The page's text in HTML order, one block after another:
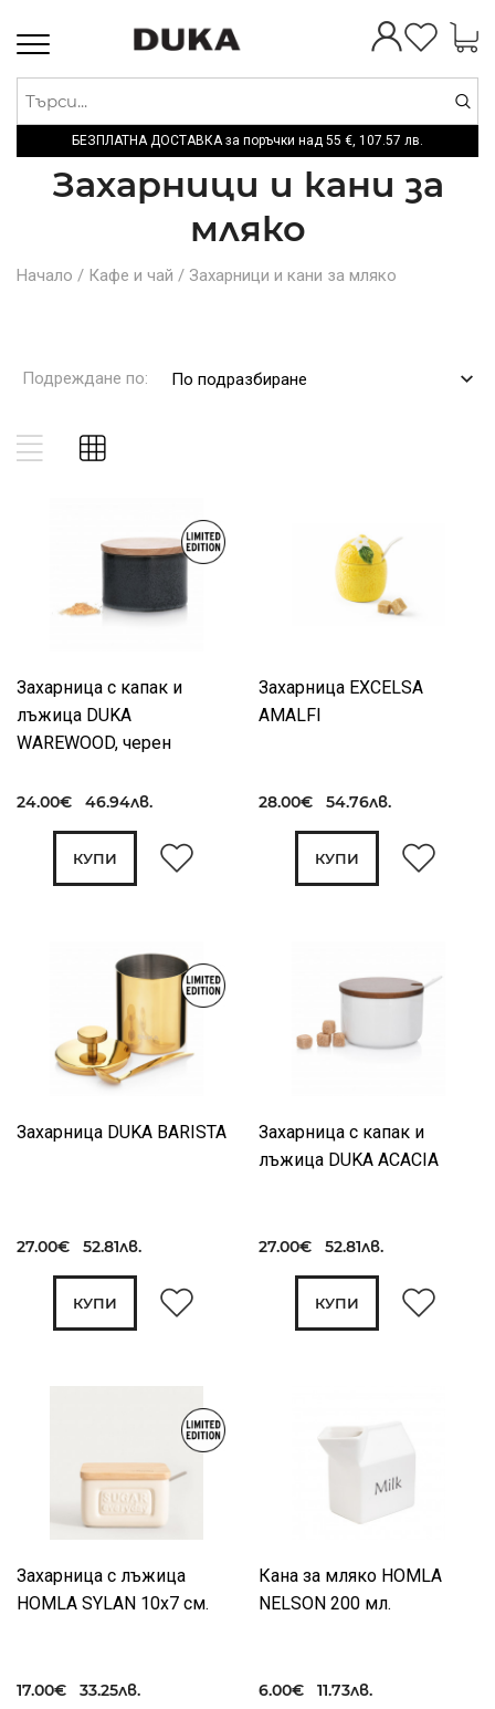
Toggle
БЕЗПЛАТНА ДОСТАВКА за поръчки над 55 €, 107.57 лв.
Захарници и кани за
мляко
Начало / Кафе и чай / Захарници и кани за мляко
Подреждане по: По подразбиране
Захарница с капак и
лъжица DUKA
WAREWOOD, черен
24.00€ 46.94лв.
КУПИ
Захарница EXCELSA
AMALFI
28.00€ 54.76лв.
КУПИ
Захарница DUKA BARISTA
27.00€ 52.81лв.
КУПИ
Захарница с капак и
лъжица DUKA ACACIA
27.00€ 52.81лв.
КУПИ
Захарница с лъжица
HOMLA SYLAN 10х7 см.
17.00€ 33.25лв.
Кана за мляко HOMLA
NELSON 200 мл.
6.00€ 11.73лв.